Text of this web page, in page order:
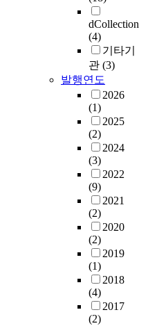
dCollection
(4)
기타기
관 (3)
발행연도
2026
(1)
2025
(2)
2024
(3)
2022
(9)
2021
(2)
2020
(2)
2019
(1)
2018
(4)
2017
(2)